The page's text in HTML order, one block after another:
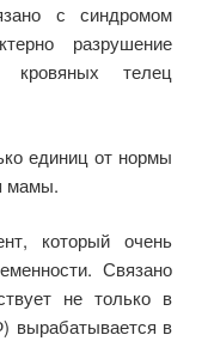
с синдромом
разрушение
кровяных телец
единиц от нормы
мамы.
который очень
Связано
не только в
вырабатывается в